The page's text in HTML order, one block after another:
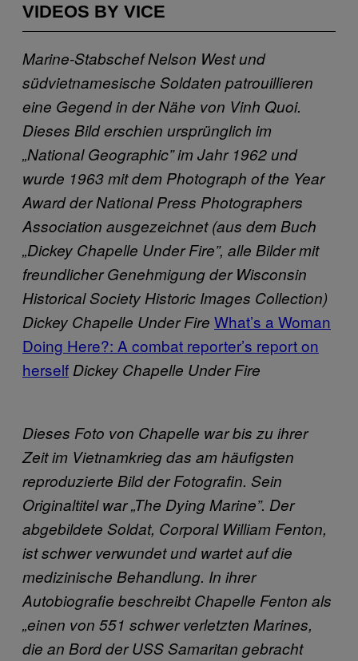
VIDEOS BY VICE
Marine-Stabschef Nelson West und
südvietnamesische Soldaten patrouillieren
eine Gegend in der Nähe von Vinh Quoi.
Dieses Bild erschien ursprünglich im
„National Geographic” im Jahr 1962 und
wurde 1963 mit dem Photograph of the Year
Award der National Press Photographers
Association ausgezeichnet (aus dem Buch
„Dickey Chapelle Under Fire”, alle Bilder mit
freundlicher Genehmigung der Wisconsin
Historical Society Historic Images Collection)
Dickey Chapelle Under Fire What’s a Woman
Doing Here?: A combat reporter’s report on
herself Dickey Chapelle Under Fire
Dieses Foto von Chapelle war bis zu ihrer
Zeit im Vietnamkrieg das am häufigsten
reproduzierte Bild der Fotografin. Sein
Originaltitel war „The Dying Marine”. Der
abgebildete Soldat, Corporal William Fenton,
ist schwer verwundet und wartet auf die
medizinische Behandlung. In ihrer
Autobiografie beschreibt Chapelle Fenton als
„einen von 551 schwer verletzten Marines,
die an Bord der USS Samaritan gebracht